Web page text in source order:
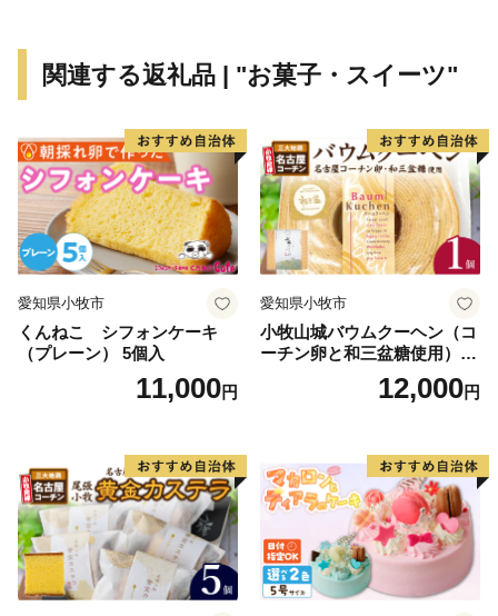
施設も年々充実しています。
さらに豊かな自然環境と都市部の調和、温暖な気候、魅
力ある食文化などにより、近年、観光地としての人気も
高まっています。
関連する返礼品 | "お菓子・スイーツ"
愛知県小牧市
くんねこ シフォンケーキ
（プレーン） 5個入
11,000円
愛知県小牧市
小牧山城バウムクーヘン（コ
ーチン卵と和三盆糖使用）
名古屋コーチン バームクー
ヘン 和三盆 小牧銘菓 バウム
12,000円